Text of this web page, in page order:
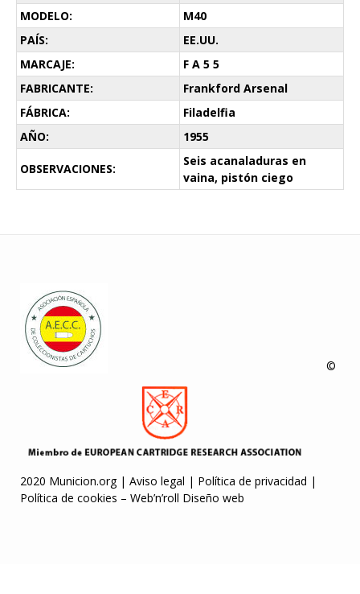
MODELO:
M40
PAÍS:
EE.UU.
MARCAJE:
F A 5 5
FABRICANTE:
Frankford Arsenal
FÁBRICA:
Filadelfia
AÑO:
1955
OBSERVACIONES:
Seis acanaladuras en
vaina, pistón ciego
©
2020 Municion.org | Aviso legal | Política de privacidad |
Política de cookies – Web’n’roll Diseño web